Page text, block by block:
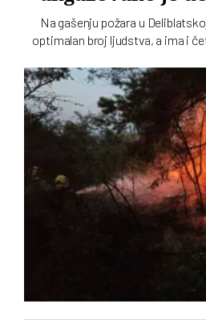
Na gašenju požara u
optimalan broj ljudstva, a ima i
poslova. Požarom je
hektara šume i